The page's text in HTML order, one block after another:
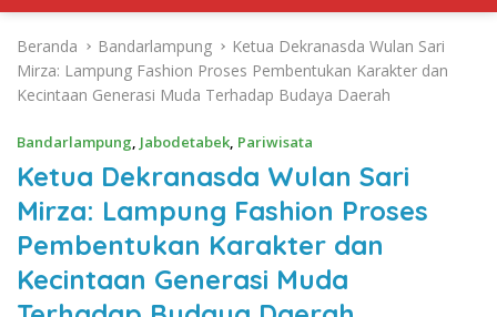
Beranda Bandarlampung
Ketua Dekranasda Wulan Sari
Mirza: Lampung Fashion Proses Pembentukan Karakter dan
Kecintaan Generasi Muda Terhadap Budaya Daerah
Bandarlampung, Jabodetabek, Pariwisata
Ketua Dekranasda Wulan Sari
Mirza: Lampung Fashion Proses
Pembentukan Karakter dan
Kecintaan Generasi Muda